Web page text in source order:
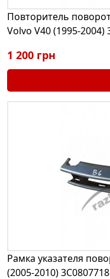
Повторитель
Volvo V40 (1995-2004)
1 200 грн
Рамка указателя
(2005-2010) 3C0807718